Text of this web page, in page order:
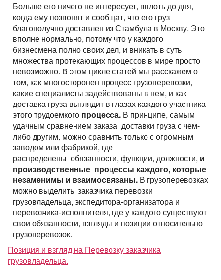
Больше его ничего не интересует, вплоть до дня,
когда ему позвонят и сообщат, что его груз
благополучно доставлен из Стамбула в Москву. Это
вполне нормально, потому что у каждого
бизнесмена полно своих дел, и вникать в суть
множества протекающих процессов в мире просто
невозможно. В этом цикле статей мы расскажем о
том, как многосторонен процесс грузоперевозки,
какие специалисты задействованы в нем, и как
доставка груза выглядит в глазах каждого участника
этого трудоемкого процесса. В принципе, самым
удачным сравнением заказа доставки груза с чем-
либо другим, можно сравнить только с огромным
заводом или фабрикой, где
распределены обязанности, функции, должности, и
производственные процессы каждого, которые
незаменимы и взаимосвязаны. В грузоперевозках
можно выделить заказчика перевозки
грузовладельца, экспедитора-организатора и
перевозчика-исполнителя, где у каждого существуют
свои обязанности, взгляды и позиции относительно
грузоперевозок.
Позиция и взгляд на Перевозку заказчика
грузовладельца.